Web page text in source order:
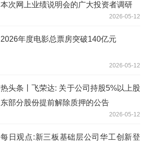
本次网上业绩说明会的广大投资者调研
2026-05-12
2026年度电影总票房突破140亿元
2026-05-12
热头条丨飞荣达: 关于公司持股5%以上股
东部分股份提前解除质押的公告
2026-05-12
每日观点:新三板基础层公司华工创新登